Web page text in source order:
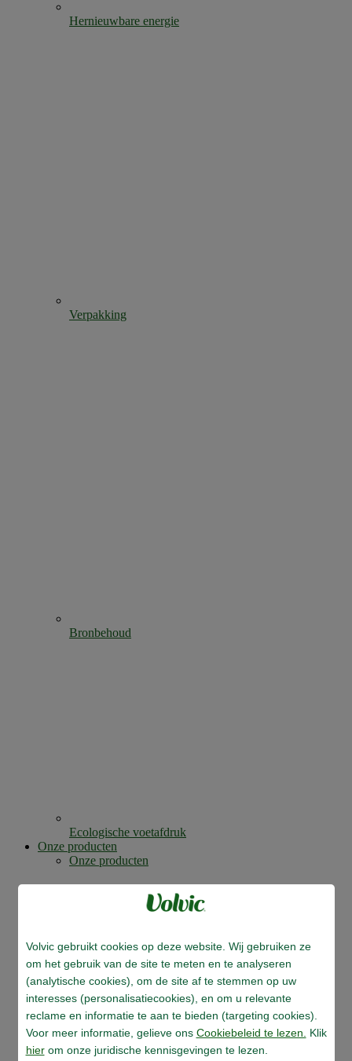
Hernieuwbare energie
Verpakking
Bronbehoud
Ecologische voetafdruk
Onze producten
Onze producten
Volvic gebruikt cookies op deze website. Wij gebruiken ze
om het gebruik van de site te meten en te analyseren
(analytische cookies), om de site af te stemmen op uw
interesses (personalisatiecookies), en om u relevante
reclame en informatie te aan te bieden (targeting cookies).
Voor meer informatie, gelieve ons Cookiebeleid te lezen.
Klik
hierom onze juridische kennisgevingen te lezen.